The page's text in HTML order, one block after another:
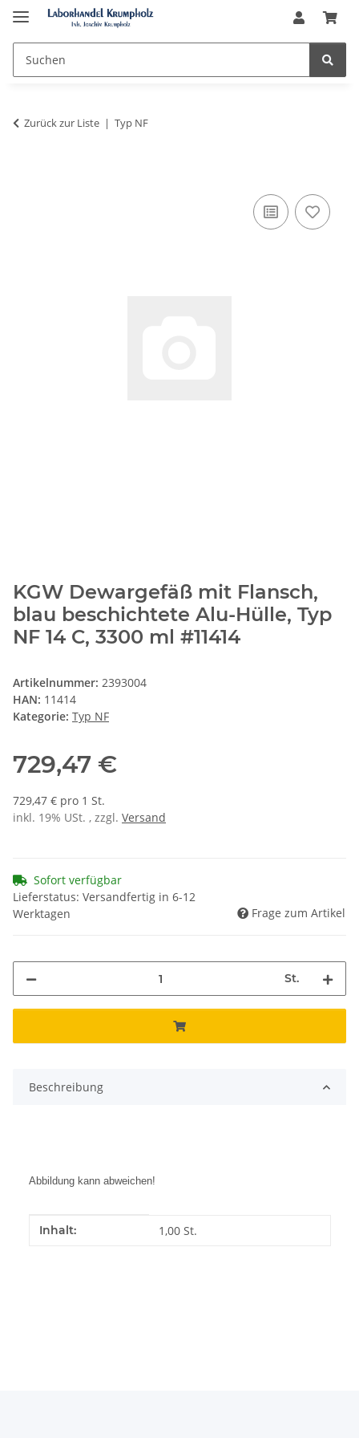
Zurück zur Liste Typ NF
KGW Dewargefäß mit Flansch,
blau beschichtete Alu-Hülle, Typ
NF 14 C, 3300 ml #11414
Artikelnummer: 2393004
HAN: 11414
Kategorie: Typ NF
729,47 €
729,47 € pro 1 St.
inkl. 19% USt. , zzgl. Versand
Sofort verfügbar
Lieferstatus: Versandfertig in 6-12
Werktagen
Frage zum Artikel
St.
Beschreibung
Abbildung kann abweichen!
Produkteigenschaft
Wert
Inhalt: 1,00 St.